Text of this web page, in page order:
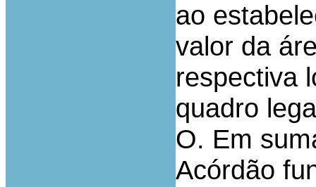
ao
valor da
respectiva
quadro
O. Em
Acórdão